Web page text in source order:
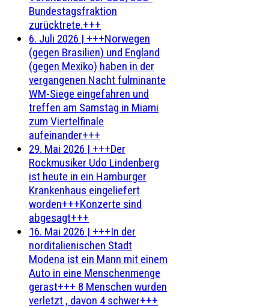
Bundestagsfraktion
zurücktrete.+++
6. Juli 2026 | +++Norwegen
(gegen Brasilien) und England
(gegen Mexiko) haben in der
vergangenen Nacht fulminante
WM-Siege eingefahren und
treffen am Samstag in Miami
zum Viertelfinale
aufeinander+++
29. Mai 2026 | +++Der
Rockmusiker Udo Lindenberg
ist heute in ein Hamburger
Krankenhaus eingeliefert
worden+++Konzerte sind
abgesagt+++
16. Mai 2026 | +++In der
norditalienischen Stadt
Modena ist ein Mann mit einem
Auto in eine Menschenmenge
gerast+++ 8 Menschen wurden
verletzt , davon 4 schwer+++